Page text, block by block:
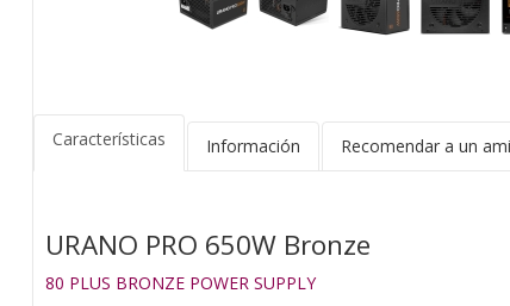
Características Información Recomendar a un
URANO PRO 650W Bronze
80 PLUS BRONZE POWER SUPPLY